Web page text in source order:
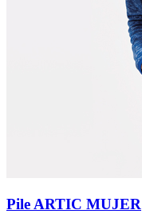
Pile ARTIC MUJER